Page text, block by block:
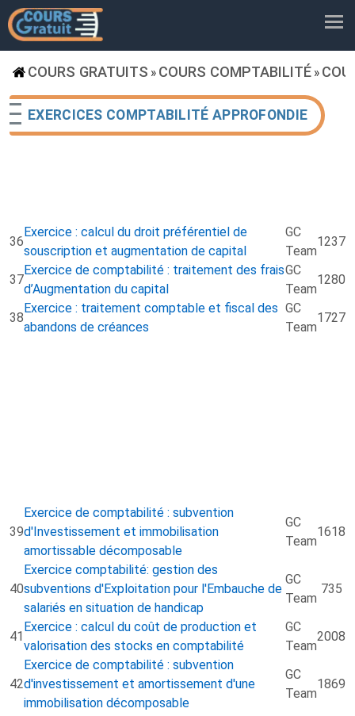
COURS GRATUITS » COURS COMPTABILITÉ »
EXERCICES COMPTABILITÉ APPROFONDIE
36
Exercice : calcul du droit préférentiel de
souscription et augmentation de capital
GC
Team
1237
37
Exercice de comptabilité : traitement des frais
d’Augmentation du capital
GC
Team
1280
38
Exercice : traitement comptable et fiscal des
abandons de créances
GC
Team
1727
39
Exercice de comptabilité : subvention
d'Investissement et immobilisation
amortissable décomposable
GC
Team
1618
40
Exercice comptabilité: gestion des
subventions d'Exploitation pour l'Embauche de
salariés en situation de handicap
GC
Team
735
41
Exercice : calcul du coût de production et
valorisation des stocks en comptabilité
GC
Team
2008
42
Exercice de comptabilité : subvention
d'investissement et amortissement d'une
immobilisation décomposable
GC
Team
1869